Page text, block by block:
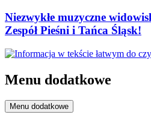
Niezwykłe muzyczne
Zespół Pieśni i Tańca Śląsk!
Menu dodatkowe
Menu dodatkowe